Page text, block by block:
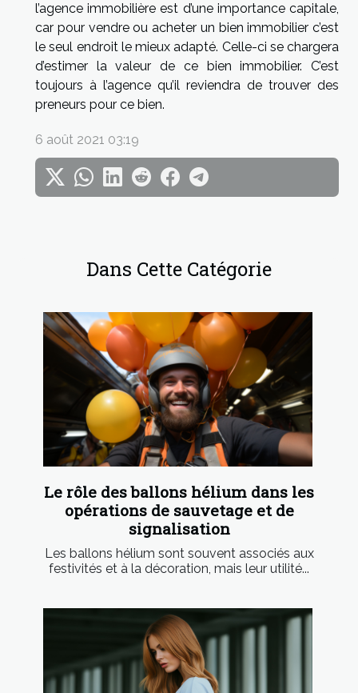
Dans Cette Catégorie
Le rôle des ballons hélium dans les
opérations de sauvetage et de
signalisation
Les ballons hélium sont souvent associés aux
festivités et à la décoration, mais leur utilité...
l’agence immobilière est d’une importance capitale,
car pour vendre ou acheter un bien immobilier c’est
le seul endroit le mieux adapté. Celle-ci se chargera
d’estimer la valeur de ce bien immobilier. C’est
toujours à l’agence qu’il reviendra de trouver des
preneurs pour ce bien.
6 août 2021 03:19